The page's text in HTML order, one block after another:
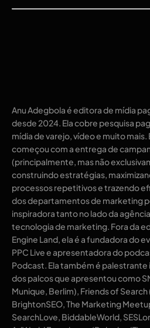
Anu Adegbola é editora de mídia
desde 2024. Ela cobre pesquisa
mídia de varejo, vídeo e muito mais.
começou com a entrega de
(principalmente, mas não
construindo estratégias,
processos repetitivos e trazendo
dos departamentos de marketing
inspiradora tanto no lado da
tecnologia de marketing. Fora da
Engine Land, ela é a fundadora do
PPC Live e apresentadora do
Podcast. Ela também é
dos palcos que apresentou como
Munique, Berlim), Friends of Search
BrightonSEO, The Marketing
SearchLove, BiddableWorld,